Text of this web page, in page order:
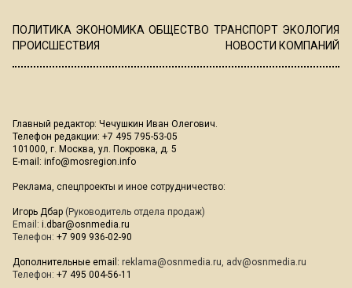
ПОЛИТИКА ЭКОНОМИКА ОБЩЕСТВО ТРАНСПОРТ ЭКОЛОГИЯ
ПРОИСШЕСТВИЯ
НОВОСТИ КОМПАНИЙ
Главный редактор: Чечушкин Иван Олегович.
Телефон редакции: +7 495 795-53-05
101000, г. Москва, ул. Покровка, д. 5
E-mail: info@mosregion.info
Реклама, спецпроекты и иное сотрудничество:
Игорь Дбар (Руководитель отдела продаж)
Email: i.dbar@osnmedia.ru
Телефон: +7 909 936-02-90
Дополнительные email: reklama@osnmedia.ru, adv@osnmedia.ru
Телефон: +7 495 004-56-11